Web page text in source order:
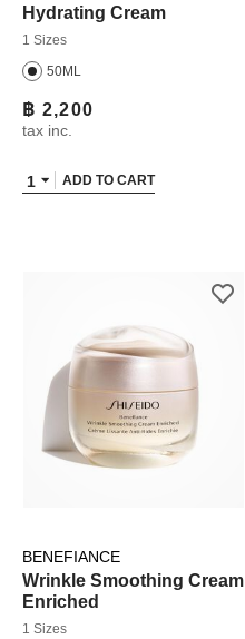
Hydrating Cream
1 Sizes
50ML
฿ 2,200
tax inc.
1 ADD TO CART
BENEFIANCE
Wrinkle Smoothing Cream
Enriched
1 Sizes